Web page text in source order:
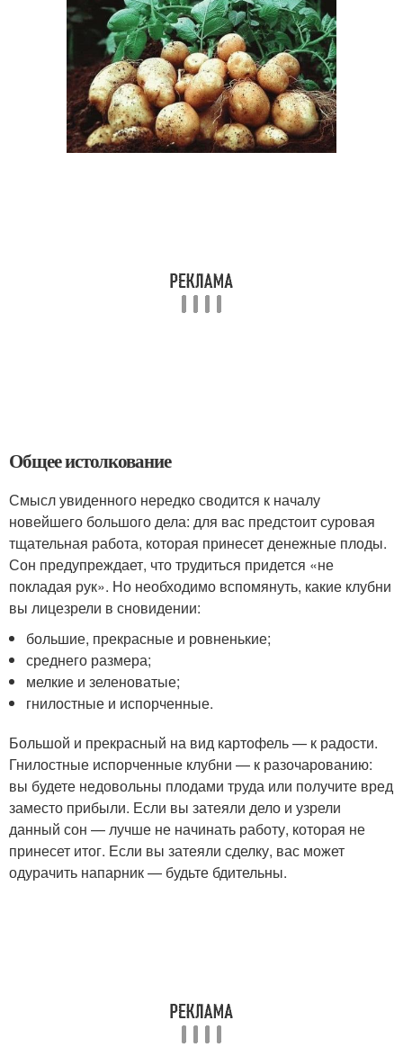
Общее истолкование
Смысл увиденного нередко сводится к началу
новейшего большого дела: для вас предстоит суровая
тщательная работа, которая принесет денежные плоды.
Сон предупреждает, что трудиться придется «не
покладая рук». Но необходимо вспомянуть, какие клубни
вы лицезрели в сновидении:
большие, прекрасные и ровненькие;
среднего размера;
мелкие и зеленоватые;
гнилостные и испорченные.
Большой и прекрасный на вид картофель — к радости.
Гнилостные испорченные клубни — к разочарованию:
вы будете недовольны плодами труда или получите вред
заместо прибыли. Если вы затеяли дело и узрели
данный сон — лучше не начинать работу, которая не
принесет итог. Если вы затеяли сделку, вас может
одурачить напарник — будьте бдительны.